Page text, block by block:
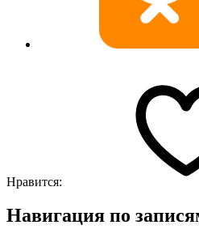
Нравится:
Навигация по